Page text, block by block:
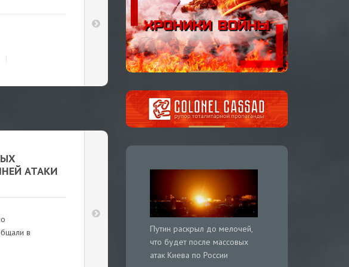
АТАКИ
в
Путин раскрыл до мелочей,
что будет после массовых
атак Киева по России